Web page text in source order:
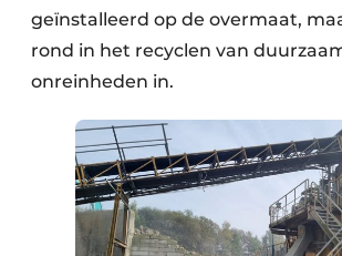
geïnstalleerd op de overmaat,
rond in het recyclen van
onreinheden in.